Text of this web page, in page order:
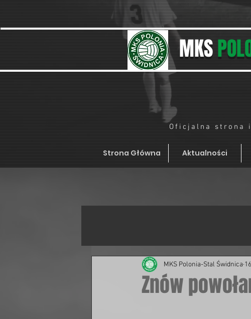
MKS
Oficjalna strona
Strona Główna Aktualności
Znów
MKS Polonia-Stal Świdnica